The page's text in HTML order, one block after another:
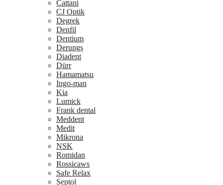
Cattani
CJ Optik
Degrek
Denfil
Dentium
Derungs
Diadent
Dürr
Hamamatsu
Ingo-man
Kia
Lumick
Frank dental
Meddent
Medit
Mikrona
NSK
Romidan
Rossicaws
Safe Relax
Septol